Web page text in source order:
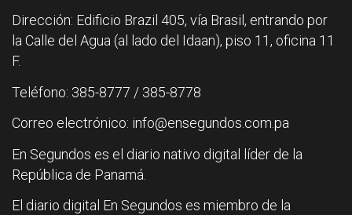
Dirección: Edificio Brazil 405, vía Brasil, entrando por
la Calle del Agua (al lado del Idaan), piso 11, oficina 11
F.
Teléfono: 385-8777 / 385-8778
Correo electrónico: info@ensegundos.com.pa
En Segundos es el diario nativo digital líder de la
República de Panamá.
El diario digital En Segundos es miembro de la